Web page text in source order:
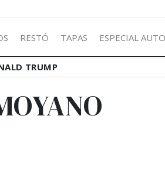
RESTÓ TAPAS ESPECIAL
TRUMP